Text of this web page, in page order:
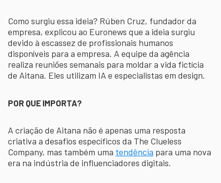
Como surgiu essa ideia? Rúben Cruz, fundador da
empresa, explicou ao Euronews que a ideia surgiu
devido à escassez de profissionais humanos
disponíveis para a empresa. A equipe da agência
realiza reuniões semanais para moldar a vida fictícia
de Aitana. Eles utilizam IA e especialistas em design.
POR QUE IMPORTA?
A criação de Aitana não é apenas uma resposta
criativa a desafios específicos da The Clueless
Company, mas também uma tendência para uma nova
era na indústria de influenciadores digitais.